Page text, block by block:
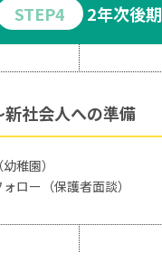
STEP4 2年次後期
新社会人への準備
稚園）
ロー（保護者面談）